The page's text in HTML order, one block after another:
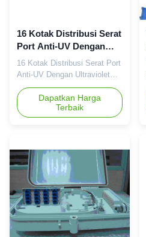
16 Kotak Distribusi Serat
Port Anti-UV Dengan
Ultraviolet Resistance
16 Kotak Distribusi Serat Port
Anti-UV Dengan Ultraviolet
Resistance Deskripsi: 1.
Berlaku dalam proyek FTTH
2. Cocok untuk aplikasi
dinding luar, ruang bawah
sambungan mekanis,
sambungan fusi, pemisahan
cahaya, distribusi kabel Fitur:
Antarmuka ...
Dapatkan Harga
Terbaik